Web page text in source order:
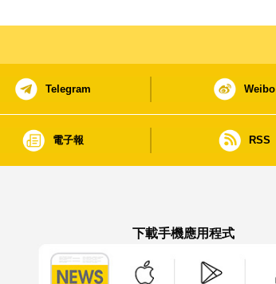
Telegram Weibo
電子報 RSS
下載手機應用程式